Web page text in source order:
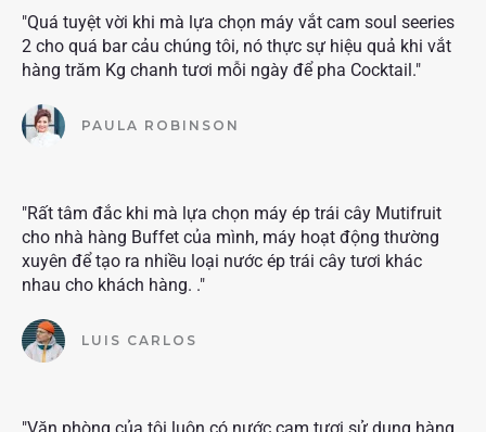
"Quá tuyệt vời khi mà lựa chọn máy vắt cam soul seeries
2 cho quá bar cảu chúng tôi, nó thực sự hiệu quả khi vắt
hàng trăm Kg chanh tươi mỗi ngày để pha Cocktail."
PAULA ROBINSON
"Rất tâm đắc khi mà lựa chọn máy ép trái cây Mutifruit
cho nhà hàng Buffet của mình, máy hoạt động thường
xuyên để tạo ra nhiều loại nước ép trái cây tươi khác
nhau cho khách hàng. ."
LUIS CARLOS
"Văn phòng của tôi luôn có nước cam tươi sử dụng hàng